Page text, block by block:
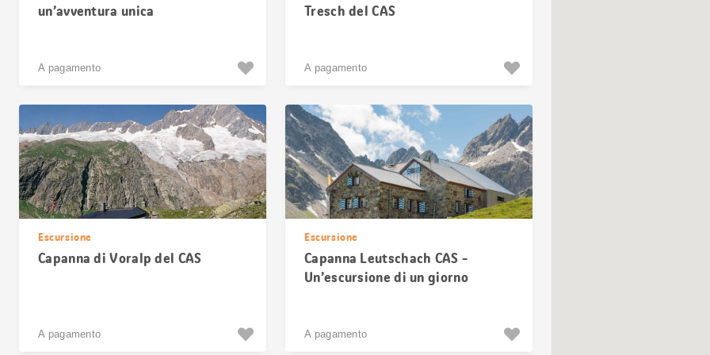
un’avventura unica
A pagamento
Tresch del CAS
A pagamento
Escursione
Capanna di Voralp del CAS
A pagamento
Escursione
Capanna Leutschach CAS -
Un’escursione di un giorno
A pagamento